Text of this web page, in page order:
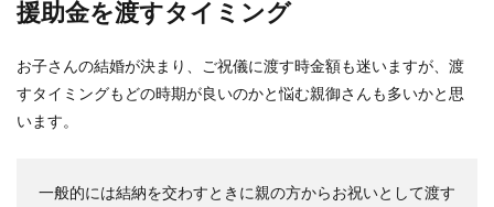
んな疑いがあるなら、まずは本当に浮気している
援助金を渡すタイミング
お子さんの結婚が決まり、ご祝儀に渡す時金額も迷いますが、渡
すタイミングもどの時期が良いのかと悩む親御さんも多いかと思
います。
一般的には結納を交わすときに親の方からお祝いとして渡す